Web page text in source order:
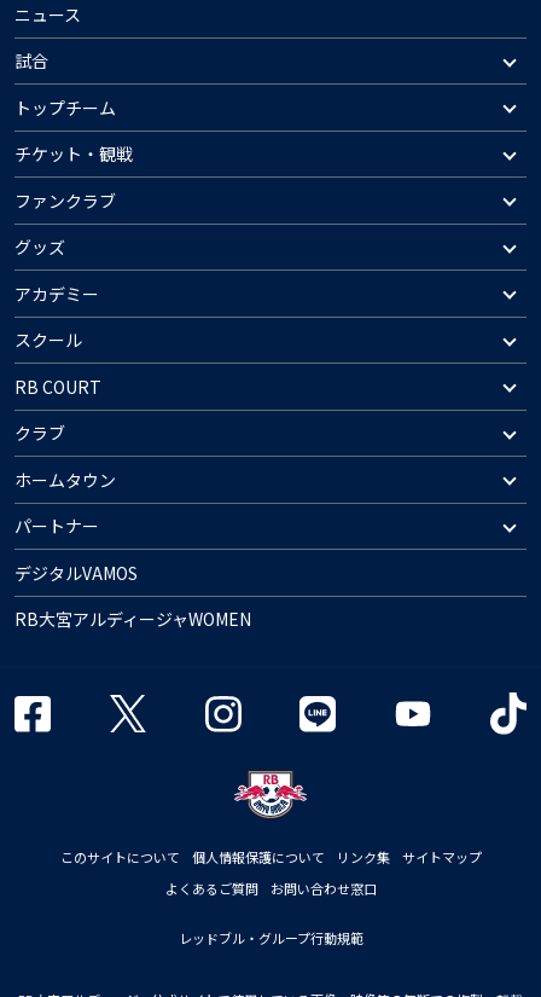
ニュース
試合
トップチーム
チケット・観戦
ファンクラブ
グッズ
アカデミー
スクール
RB COURT
クラブ
ホームタウン
パートナー
デジタルVAMOS
RB大宮アルディージャWOMEN
このサイトについて 個人情報保護について リンク集
サイトマップ
よくあるご質問
お問い合わせ窓口
レッドブル・グループ行動規範